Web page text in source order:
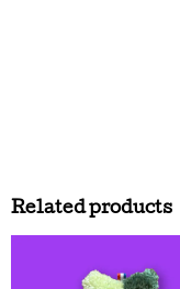
Related products